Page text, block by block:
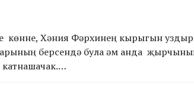
көнне, Хәния Фәрхинең кырыгын
берсендә була һәм анда